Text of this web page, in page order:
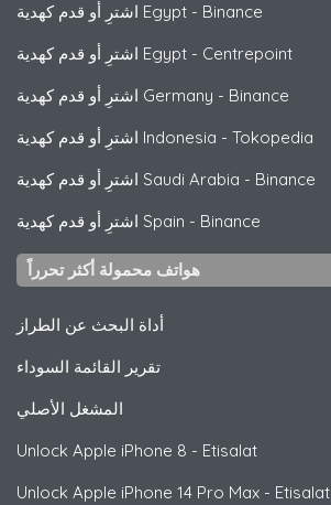
اشترِ أو قدم كهدية Egypt - Binance
اشترِ أو قدم كهدية Egypt - Centrepoint
اشترِ أو قدم كهدية Germany - Binance
اشترِ أو قدم كهدية Indonesia - Tokopedia
اشترِ أو قدم كهدية Saudi Arabia - Binance
اشترِ أو قدم كهدية Spain - Binance
هواتف محمولة أكثر تحرراً
أداة البحث عن الطراز
تقرير القائمة السوداء
المشغل الأصلي
Unlock Apple iPhone 8 - Etisalat
Unlock Apple iPhone 14 Pro Max - Etisalat